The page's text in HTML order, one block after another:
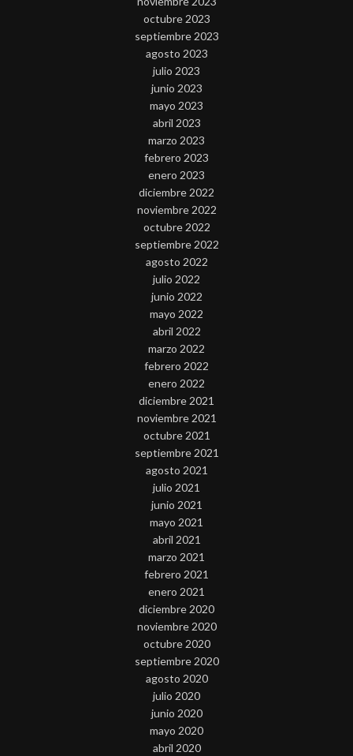
octubre 2023
septiembre 2023
agosto 2023
julio 2023
junio 2023
mayo 2023
abril 2023
marzo 2023
febrero 2023
enero 2023
diciembre 2022
noviembre 2022
octubre 2022
septiembre 2022
agosto 2022
julio 2022
junio 2022
mayo 2022
abril 2022
marzo 2022
febrero 2022
enero 2022
diciembre 2021
noviembre 2021
octubre 2021
septiembre 2021
agosto 2021
julio 2021
junio 2021
mayo 2021
abril 2021
marzo 2021
febrero 2021
enero 2021
diciembre 2020
noviembre 2020
octubre 2020
septiembre 2020
agosto 2020
julio 2020
junio 2020
mayo 2020
abril 2020